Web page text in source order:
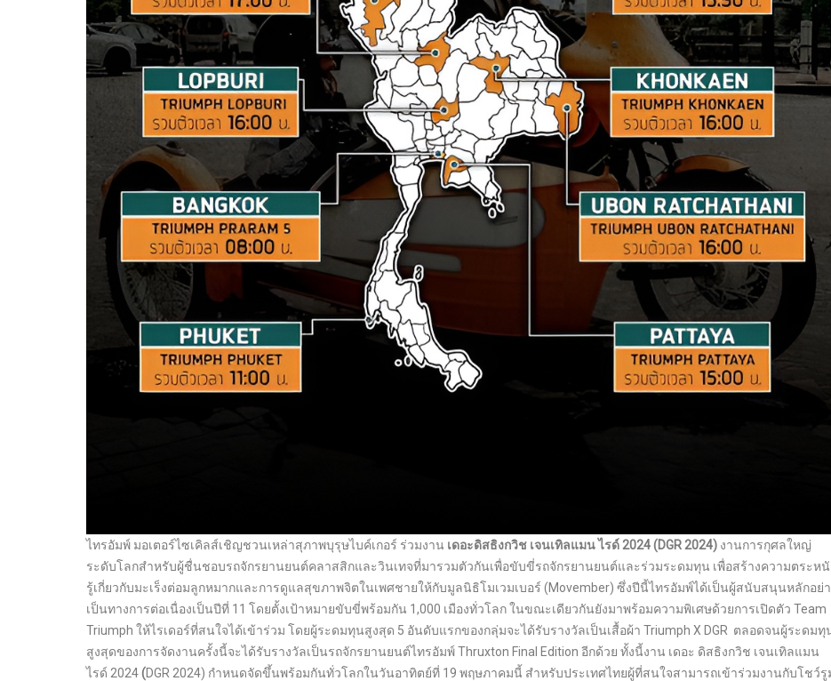
ไทรอัมพ์ มอเตอร์ไซเคิลส์เชิญชวนเหล่าสุภาพบุรุษไบค์เกอร์ ร่วมงาน เดอะดิสธิงกวิช เจนเทิลแมน ไรด์ 2024(DGR 2024) งานการกุศลใหญ่
ระดับโลกสำหรับผู้ชื่นชอบรถจักรยานยนต์คลาสสิกและวินเทจที่มารวมตัวกันเพื่อขับขี่รถจักรยานยนต์และร่วมระดมทุน เพื่อสร้างความตระห
รู้เกี่ยวกับมะเร็งต่อมลูกหมากและการดูแลสุขภาพจิตในเพศชายให้กับมูลนิธิโมเวมเบอร์ (Movember) ซึ่งปีนี้ไทรอัมพ์ได้เป็นผู้สนับสนุนหลักอย่
เป็นทางการต่อเนื่องเป็นปีที่ 11 โดยตั้งเป้าหมายขับขี่พร้อมกัน 1,000 เมืองทั่วโลก ในขณะเดียวกันยังมาพร้อมความพิเศษด้วยการเปิดตัว Team
Triumph ให้ไรเดอร์ที่สนใจได้เข้าร่วม โดยผู้ระดมทุนสูงสุด 5 อันดับแรกของกลุ่มจะได้รับรางวัลเป็นเสื้อผ้า Triumph X DGR ตลอดจนผู้ระดมทุ
สูงสุดของการจัดงานครั้งนี้จะได้รับรางวัลเป็นรถจักรยานยนต์ไทรอัมพ์ Thruxton Final Edition อีกด้วย ทั้งนี้งาน เดอะ ดิสธิงกวิช เจนเทิลแมน
ไรด์ 2024(DGR 2024) กำหนดจัดขึ้นพร้อมกันทั่วโลกในวันอาทิตย์ที่ 19 พฤษภาคมนี้ สำหรับประเทศไทยผู้ที่สนใจสามารถเข้าร่วมงานกับโชว์รู